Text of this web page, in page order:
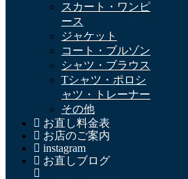
スカート・ワンピ
ース
ジャケット
コート・ブルゾン
シャツ・ブラウス
Tシャツ・ポロシ
ャツ・トレーナー
その他
お直し料金表
お店のご案内
instagram
お直しブログ